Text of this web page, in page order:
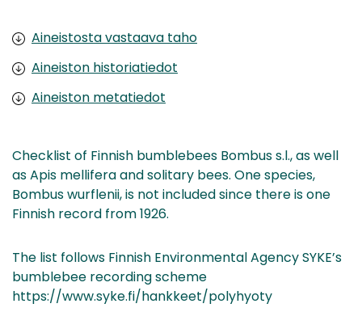
Aineistosta vastaava taho
Aineiston historiatiedot
Aineiston metatiedot
Checklist of Finnish bumblebees Bombus s.l., as well
as Apis mellifera and solitary bees. One species,
Bombus wurflenii, is not included since there is one
Finnish record from 1926.
The list follows Finnish Environmental Agency SYKE’s
bumblebee recording scheme
https://www.syke.fi/hankkeet/polyhyoty